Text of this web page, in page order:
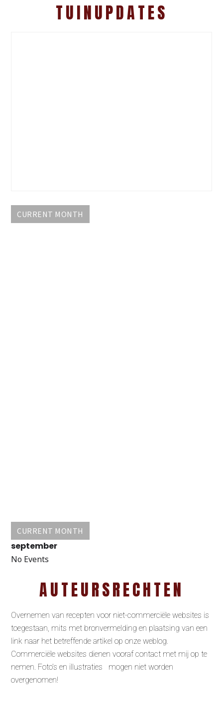
TUINUPDATES
CURRENT MONTH
CURRENT MONTH
september
No Events
AUTEURSRECHTEN
Overnemen van recepten voor niet-commerciële websites is
toegestaan, mits met bronvermelding en plaatsing van een
link naar het betreffende artikel op onze weblog.
Commerciële websites dienen vooraf contact met mij op te
nemen. Foto’s en illustraties mogen niet worden
overgenomen!